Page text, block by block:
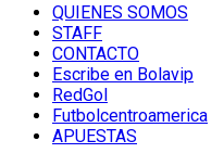
QUIENES SOMOS
STAFF
CONTACTO
Escribe en Bolavip
RedGol
Futbolcentroamerica
APUESTAS